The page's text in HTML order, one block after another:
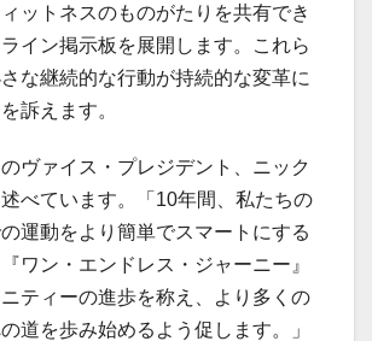
ットネスのものがたりを共有でき
イン掲示板を展開します。これら
な継続的な行動が持続的な変革に
訴えます。
ヴァイス・プレジデント、ニック
べています。「10年間、私たちの
運動をより簡単でスマートにする
ワン・エンドレス・ジャーニー』
ティーの進歩を称え、より多くの
道を歩み始めるよう促します。」